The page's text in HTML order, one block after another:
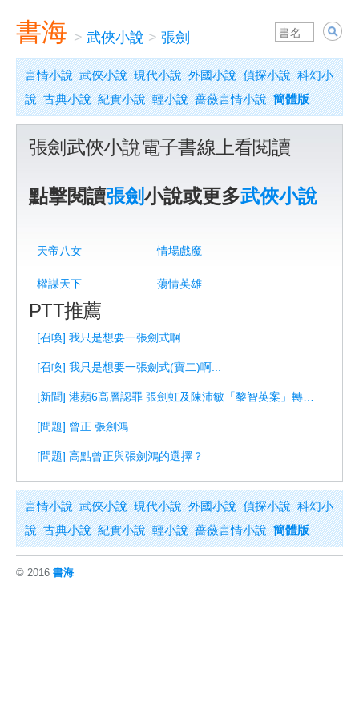
書海 > 武俠小說 > 張劍
言情小說 武俠小說 現代小說 外國小說 偵探小說 科幻小
說 古典小說 紀實小說 輕小說 薔薇言情小說 簡體版
張劍武俠小說電子書線上看閱讀
點擊閱讀張劍小說或更多武俠小說
天帝八女 情場戲魔
權謀天下 蕩情英雄
PTT推薦
[召喚] 我只是想要一張劍式啊...
[召喚] 我只是想要一張劍式(寶二)啊...
[問題] 曾正 張劍鴻
[問題] 高點曾正與張劍鴻的選擇？
言情小說 武俠小說 現代小說 外國小說 偵探小說 科幻小
說 古典小說 紀實小說 輕小說 薔薇言情小說 簡體版
© 2016 書海